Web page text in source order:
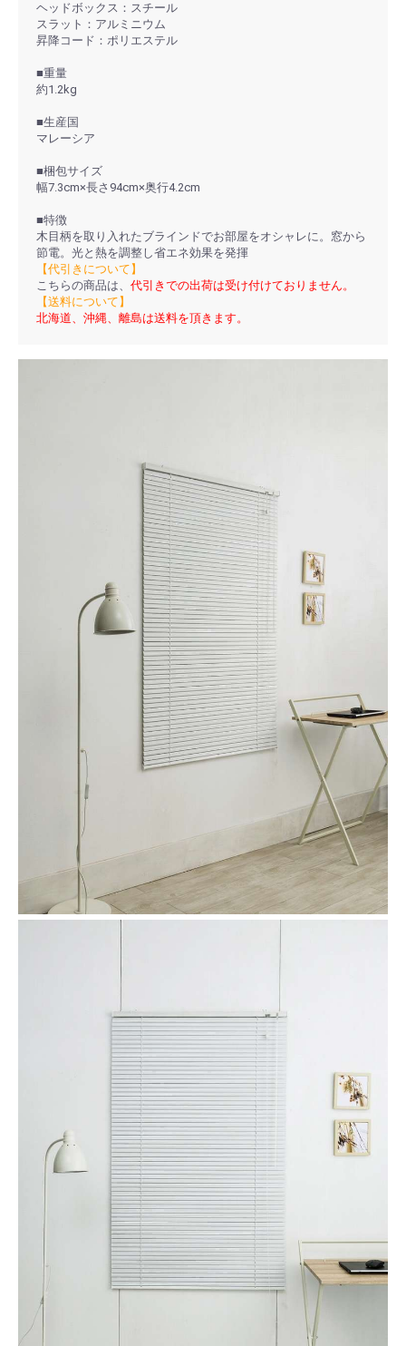
ヘッドボックス：スチール
スラット：アルミニウム
昇降コード：ポリエステル
■重量
約1.2kg
■生産国
マレーシア
■梱包サイズ
幅7.3cm×長さ94cm×奥行4.2cm
■特徴
木目柄を取り入れたブラインドでお部屋をオシャレに。窓から
節電。光と熱を調整し省エネ効果を発揮
【代引きについて】
こちらの商品は、 代引きでの出荷は受け付けておりません。
【送料について】
北海道、沖縄、離島は送料を頂きます。